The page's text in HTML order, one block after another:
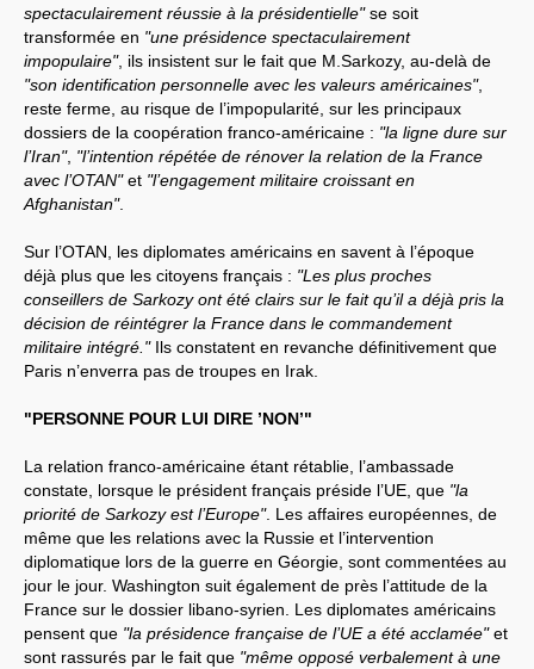
spectaculairement réussie à la présidentielle"se soit
transformée en "une présidence spectaculairement
impopulaire", ils insistent sur le fait que M.Sarkozy, au-delà de
"son identification personnelle avec les valeurs américaines",
reste ferme, au risque de l’impopularité, sur les principaux
dossiers de la coopération franco-américaine : "la ligne dure sur
l’Iran", "l’intention répétée de rénover la relation de la France
avec l’OTAN"et "l’engagement militaire croissant en
Afghanistan".
Sur l’OTAN, les diplomates américains en savent à l’époque
déjà plus que les citoyens français : "Les plus proches
conseillers de Sarkozy ont été clairs sur le fait qu’il a déjà pris la
décision de réintégrer la France dans le commandement
militaire intégré."Ils constatent en revanche définitivement que
Paris n’enverra pas de troupes en Irak.
"PERSONNE POUR LUI DIRE ’NON’"
La relation franco-américaine étant rétablie, l’ambassade
constate, lorsque le président français préside l’UE, que "la
priorité de Sarkozy est l’Europe". Les affaires européennes, de
même que les relations avec la Russie et l’intervention
diplomatique lors de la guerre en Géorgie, sont commentées au
jour le jour. Washington suit également de près l’attitude de la
France sur le dossier libano-syrien. Les diplomates américains
pensent que "la présidence française de l’UE a été acclamée"et
sont rassurés par le fait que "même opposé verbalement à une